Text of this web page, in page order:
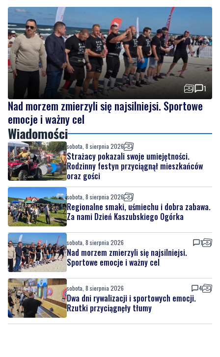
Regionalne smaki, uśmiechu i dobra zabawa. Za
nami Dzień Kaszubskiego Ogórka
Nad morzem zmierzyli się najsilniejsi. Sportowe
emocje i ważny cel
Wiadomości
sobota, 8 sierpnia 2026
Strażacy pokazali swoje umiejętności.
Rodzinny festyn przyciągnął mieszkańców
oraz gości
sobota, 8 sierpnia 2026
Regionalne smaki, uśmiechu i dobra zabawa.
Za nami Dzień Kaszubskiego Ogórka
sobota, 8 sierpnia 2026 1
Nad morzem zmierzyli się najsilniejsi.
Sportowe emocje i ważny cel
sobota, 8 sierpnia 2026 4